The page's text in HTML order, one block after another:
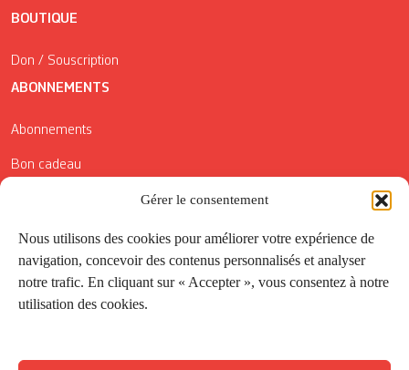
Gérer le consentement
Nous utilisons des cookies pour améliorer votre expérience de
navigation, concevoir des contenus personnalisés et analyser
notre trafic. En cliquant sur « Accepter », vous consentez à notre
utilisation des cookies.
BOUTIQUE
Don / Souscription
ABONNEMENTS
Abonnements
Bon cadeau
Conditions générales de vente
Réductions de la Carte Côté Courrier
Application